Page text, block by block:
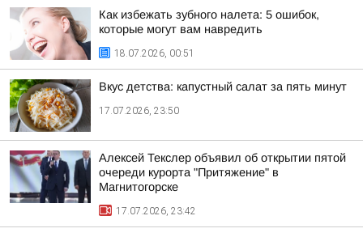
Как избежать зубного налета: 5 ошибок,
которые могут вам навредить
18.07.2026, 00:51
Вкус детства: капустный салат за пять минут
17.07.2026, 23:50
Алексей Текслер объявил об открытии пятой
очереди курорта "Притяжение" в
Магнитогорске
17.07.2026, 23:42